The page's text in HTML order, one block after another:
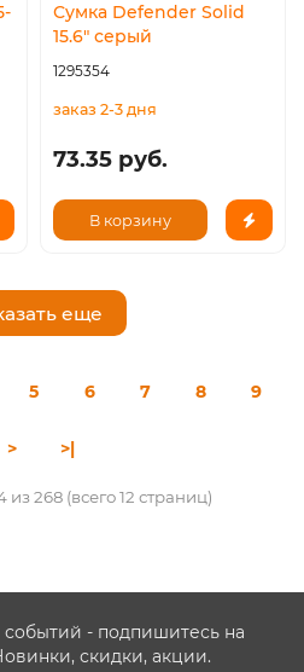
Сумка Defender Solid
15.6" серый
1295354
заказ 2-3 дня
73.35 руб.
В корзину
еще
5 6 7 8 9
> >|
из 268 (всего 12 страниц)
событий - подпишитесь на
скидки, акции.